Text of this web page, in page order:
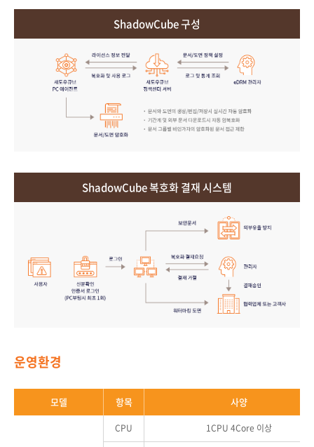
ShadowCube 구성
ShadowCube 복호화 결재 시스템
운영환경
모델 항목 사양
CPU 1CPU 4Core 이상